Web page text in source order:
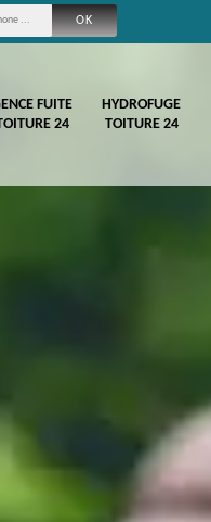
FUITE
24
HYDROFUGE
TOITURE 24